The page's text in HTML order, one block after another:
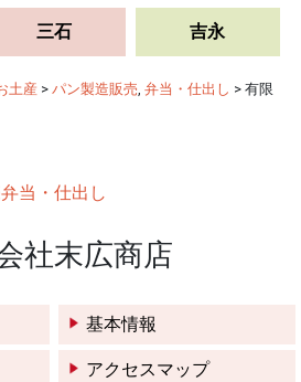
三石 吉永
土産 > パン製造販売, 弁当・仕出し > 有限
弁当・仕出し
社末広商店
基本情報
アクセスマップ